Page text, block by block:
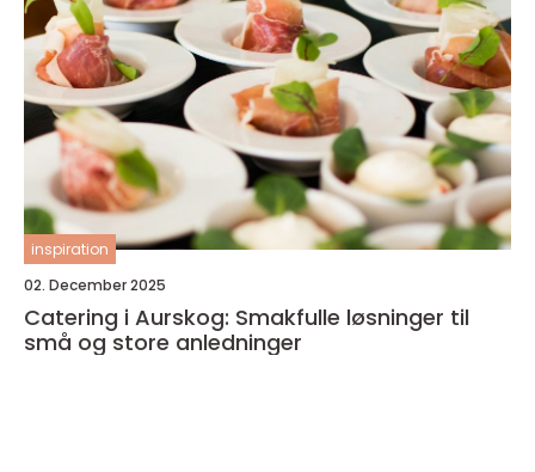
inspiration
02. December 2025
Catering i Aurskog: Smakfulle løsninger til
små og store anledninger